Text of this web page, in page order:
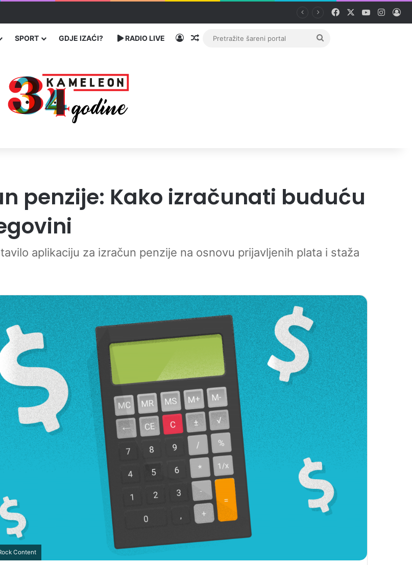
BiH i Balkana Facebook YouTube
SPORT GDJE IZAĆI? RADIO LIVE PrijavaRandom članak
Pretražite
penzije: Kako izračunati buduću
aplikaciju za izračun penzije na osnovu prijavljenih plata i staža
Content